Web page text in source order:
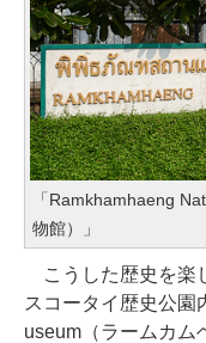
「Ramkhamhaeng
物館）」
こうした歴史を楽
スコータイ歴史公園
useum（ラームカム